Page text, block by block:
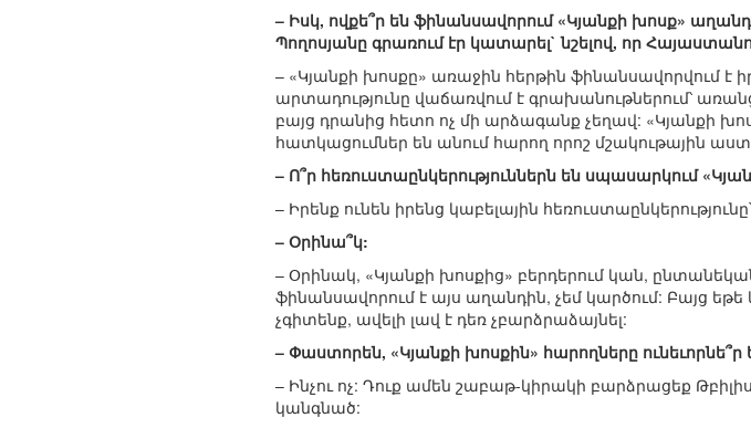
– Իսկ, ովքե՞ր են ֆինանսավորում «Կյանքի խոսք»
Պողոսյանը գրառում էր կատարել` նշելով, որ
– «Կյանքի խոսքը» առաջին հերթին ֆինանսավորվում է
արտադությունը վաճառվում է գրախանութներում՝
բայց դրանից հետո ոչ մի արձագանք չեղավ: «Կյանքի
հատկացումներ են անում հարող որոշ մշակութային
– Ո՞ր հեռուստաընկերություններն են սպասարկում
– Իրենք ունեն իրենց կաբելային
– Օրինա՞կ:
– Օրինակ, «Կյանքի խոսքից» բերդերում կան,
ֆինանսավորում է այս աղանդին, չեմ կարծում: Բայց եթե
չգիտենք, ավելի լավ է դեռ չբարձրաձայնել:
– Փաստորեն, «Կյանքի խոսքին» հարողները
– Ինչու ոչ: Դուք ամեն շաբաթ-կիրակի բարձրացեք
կանգնած: